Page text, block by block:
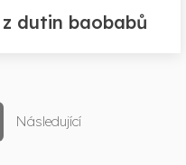
dutin baobabů
Následující